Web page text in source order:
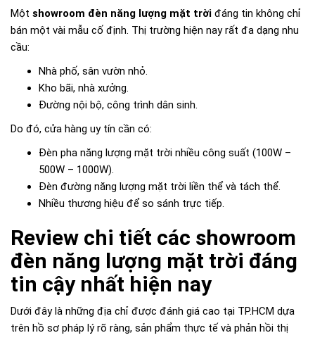
Một showroom đèn năng lượng mặt trời đáng tin không chỉ
bán một vài mẫu cố định. Thị trường hiện nay rất đa dạng nhu
cầu:
Nhà phố, sân vườn nhỏ.
Kho bãi, nhà xưởng.
Đường nội bộ, công trình dân sinh.
Do đó, cửa hàng uy tín cần có:
Đèn pha năng lượng mặt trời nhiều công suất (100W –
500W – 1000W).
Đèn đường năng lượng mặt trời liền thể và tách thể.
Nhiều thương hiệu để so sánh trực tiếp.
Review chi tiết các showroom
đèn năng lượng mặt trời đáng
tin cậy nhất hiện nay
Dưới đây là những địa chỉ được đánh giá cao tại TP.HCM dựa
trên hồ sơ pháp lý rõ ràng, sản phẩm thực tế và phản hồi thị